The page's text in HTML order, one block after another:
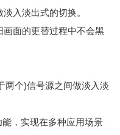
入淡出式的切换。
面的更替过程中不会黑
两个)信号源之间做淡入淡
，实现在多种应用场景